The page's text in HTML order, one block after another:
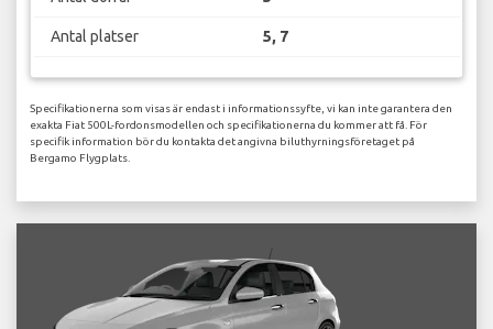
Antal platser 5, 7
Specifikationerna som visas är endast i informationssyfte, vi kan inte garantera den
exakta Fiat 500L-fordonsmodellen och specifikationerna du kommer att få. För
specifik information bör du kontakta det angivna biluthyrningsföretaget på
Bergamo Flygplats.